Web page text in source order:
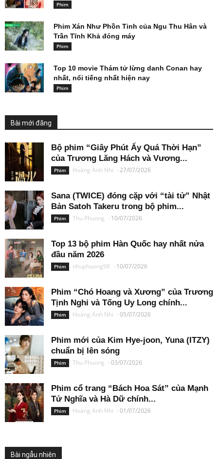
Phim
Phim Xán Như Phồn Tinh của Ngu Thu Hân và
Trần Tĩnh Khả đóng máy
Phim
Top 10 movie Thám tử lừng danh Conan hay
nhất, nổi tiếng nhất hiện nay
Phim
Bài mới đăng
Bộ phim “Giây Phút Ấy Quá Thời Hạn”
của Trương Lăng Hách và Vương...
Phim Hoàng Anh Nhi -27/07/2026
Sana (TWICE) đóng cặp với “tài tử” Nhật
Bản Satoh Takeru trong bộ phim...
Phim Thu Phuong - 10/07/2026
Top 13 bộ phim Hàn Quốc hay nhất nửa
đầu năm 2026
Phim nhuphuong98 - 10/07/2026
Phim “Chó Hoang và Xương” của Trương
Tịnh Nghi và Tống Uy Long chính...
Phim Hoàng Anh Nhi -05/07/2026
Phim mới của Kim Hye-joon, Yuna (ITZY)
chuẩn bị lên sóng
Phim Thu Phuong -03/07/2026
Phim cổ trang “Bách Hoa Sát” của Mạnh
Tử Nghĩa và Hà Dữ chính...
Phim Hoàng Anh Nhi -01/07/2026
Bài ngẫu nhiên